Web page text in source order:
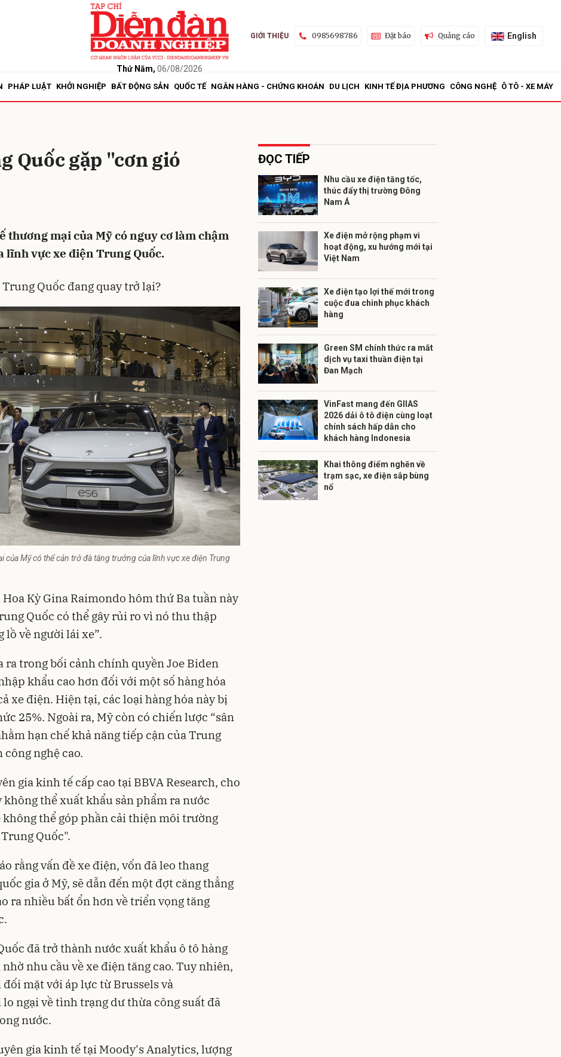
Thứ Năm, 06/08/2026
GIỚI THIỆU 0985698786 Đặt báo Quảng cáo English
PHÁP LUẬT KHỞI NGHIỆP BẤT ĐỘNG SẢN QUỐC TẾ NGÂN HÀNG - CHỨNG KHOÁN DU LỊCH KINH TẾ ĐỊA PHƯƠNG CÔNG NGHỆ Ô TÔ - XE MÁY
Quốc gặp "cơn gió
thương mại của Mỹ có nguy cơ làm chậm
lĩnh vực xe điện Trung Quốc.
Quốc đang quay trở lại?
của Mỹ có thể cản trở đà tăng trưởng của lĩnh vực xe điện Trung
Kỳ Gina Raimondo hôm thứ Ba tuần này
Quốc có thể gây rủi ro vì nó thu thập
về người lái xe”.
ra trong bối cảnh chính quyền Joe Biden
khẩu cao hơn đối với một số hàng hóa
xe điện. Hiện tại, các loại hàng hóa này bị
25%. Ngoài ra, Mỹ còn có chiến lược “sân
hạn chế khả năng tiếp cận của Trung
công nghệ cao.
gia kinh tế cấp cao tại BBVA Research, cho
thể xuất khẩu sản phẩm ra nước
không thể góp phần cải thiện môi trường
Quốc".
rằng vấn đề xe điện, vốn đã leo thang
gia ở Mỹ, sẽ dẫn đến một đợt căng thẳng
ra nhiều bất ổn hơn về triển vọng tăng
đã trở thành nước xuất khẩu ô tô hàng
nhu cầu về xe điện tăng cao. Tuy nhiên,
mặt với áp lực từ Brussels và
ngại về tình trạng dư thừa công suất đã
nước.
gia kinh tế tại Moody's Analytics, lượng
ĐỌC TIẾP
Nhu cầu xe điện tăng tốc,
thúc đẩy thị trường Đông
Nam Á
Xe điện mở rộng phạm vi
hoạt động, xu hướng mới tại
Việt Nam
Xe điện tạo lợi thế mới trong
cuộc đua chinh phục khách
hàng
Green SM chính thức ra mắt
dịch vụ taxi thuần điện tại
Đan Mạch
VinFast mang đến GIIAS
2026 dải ô tô điện cùng loạt
chính sách hấp dẫn cho
khách hàng Indonesia
Khai thông điểm nghẽn về
trạm sạc, xe điện sắp bùng
nổ
Gửi